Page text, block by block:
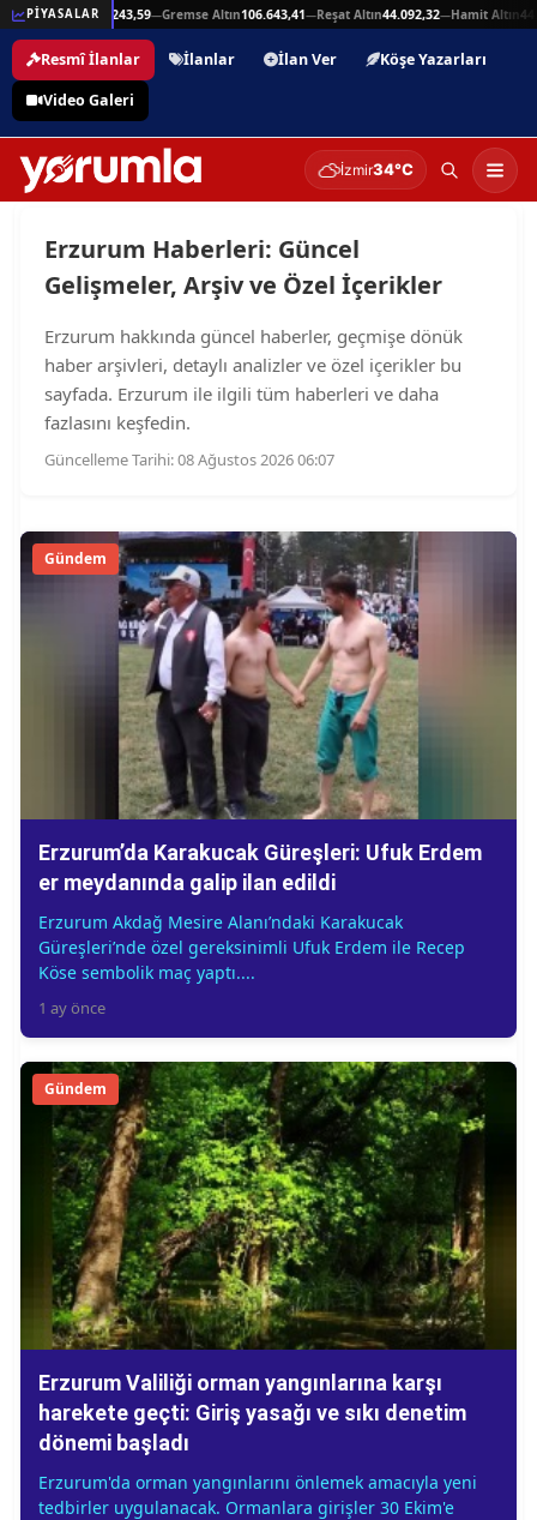
PİYASALAR
Altın215.243,59—Gremse Altın106.643,41—Reşat Altın44.092,32—Hamit Altın
Resmî İlanlar İlanlar İlan Ver
Köşe Yazarları
Video Galeri
İzmir34°C
Erzurum Haberleri: Güncel
Gelişmeler, Arşiv ve Özel İçerikler
Erzurum hakkında güncel haberler, geçmişe dönük
haber arşivleri, detaylı analizler ve özel içerikler bu
sayfada. Erzurum ile ilgili tüm haberleri ve daha
fazlasını keşfedin.
Güncelleme Tarihi: 08 Ağustos 2026 06:07
Gündem
Erzurum’da Karakucak Güreşleri: Ufuk Erdem
er meydanında galip ilan edildi
Erzurum Akdağ Mesire Alanı’ndaki Karakucak
Güreşleri’nde özel gereksinimli Ufuk Erdem ile Recep
Köse sembolik maç yaptı....
1 ay önce
Gündem
Erzurum Valiliği orman yangınlarına karşı
harekete geçti: Giriş yasağı ve sıkı denetim
dönemi başladı
Erzurum'da orman yangınlarını önlemek amacıyla yeni
tedbirler uygulanacak. Ormanlara girişler 30 Ekim'e